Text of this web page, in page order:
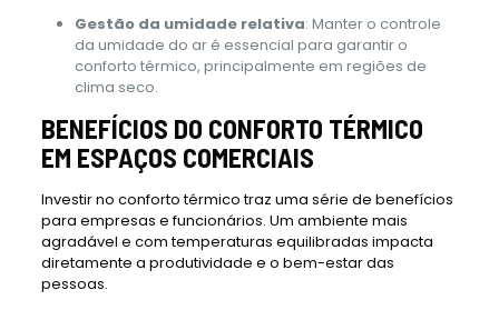
Gestão da umidade relativa: Manter o controle
da umidade do ar é essencial para garantir o
conforto térmico, principalmente em regiões de
clima seco.
BENEFÍCIOS DO CONFORTO TÉRMICO
EM ESPAÇOS COMERCIAIS
Investir no conforto térmico traz uma série de benefícios
para empresas e funcionários. Um ambiente mais
agradável e com temperaturas equilibradas impacta
diretamente a produtividade e o bem-estar das
pessoas.